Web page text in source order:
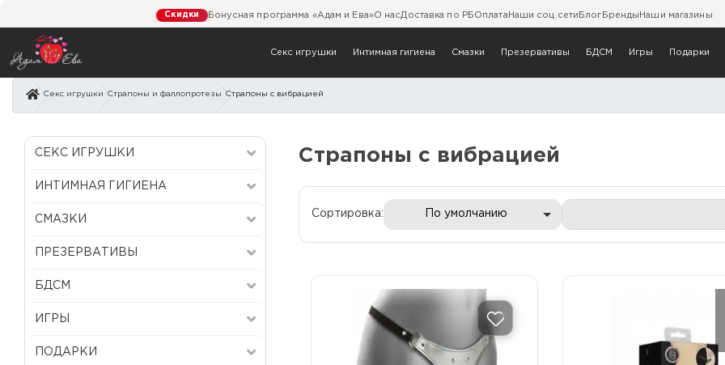
Скидки Бонусная программа «Адам и Ева»О насДоставка по РБ Оплата Наши соц.сети Блог Бренды Наши магазины
Секс игрушки Интимная гигиена Смазки Презервативы БДСМ Игры Подарки
Секс игрушки Страпоны и фаллопротезы Страпоны с вибрацией
СЕКС ИГРУШКИ
ИНТИМНАЯ ГИГИЕНА
СМАЗКИ
ПРЕЗЕРВАТИВЫ
БДСМ
ИГРЫ
ПОДАРКИ
Страпоны с вибрацией
Страпоны с вибрацией
Сортировка: По умолчанию